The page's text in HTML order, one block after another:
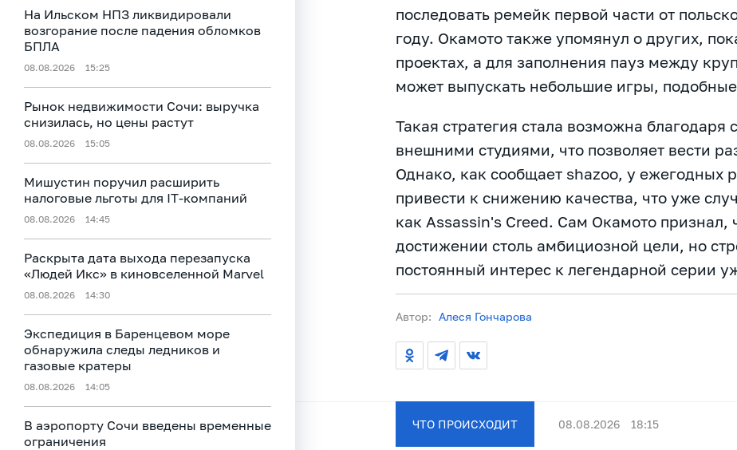
На Ильском НПЗ ликвидировали
возгорание после падения обломков
БПЛА
08.08.2026 15:25
Рынок недвижимости Сочи: выручка
снизилась, но цены растут
08.08.2026 15:05
Мишустин поручил расширить
налоговые льготы для IT-компаний
08.08.2026 14:45
Раскрыта дата выхода перезапуска
«Людей Икс» в киновселенной Marvel
08.08.2026 14:30
Экспедиция в Баренцевом море
обнаружила следы ледников и
газовые кратеры
08.08.2026 14:05
В аэропорту Сочи введены временные
ограничения
последовать ремейк первой части от
году. Окамото также упомянул о других,
проектах, а для заполнения пауз между
может выпускать небольшие игры,
Такая стратегия стала возможна благодаря
внешними студиями, что позволяет вести
Однако, как сообщает shazoo, у ежегодных
привести к снижению качества, что уже
как Assassin's Creed. Сам Окамото признал,
достижении столь амбициозной цели, но
постоянный интерес к легендарной серии
Автор: Алеся Гончарова
ЧТО ПРОИСХОДИТ 08.08.2026 18:15